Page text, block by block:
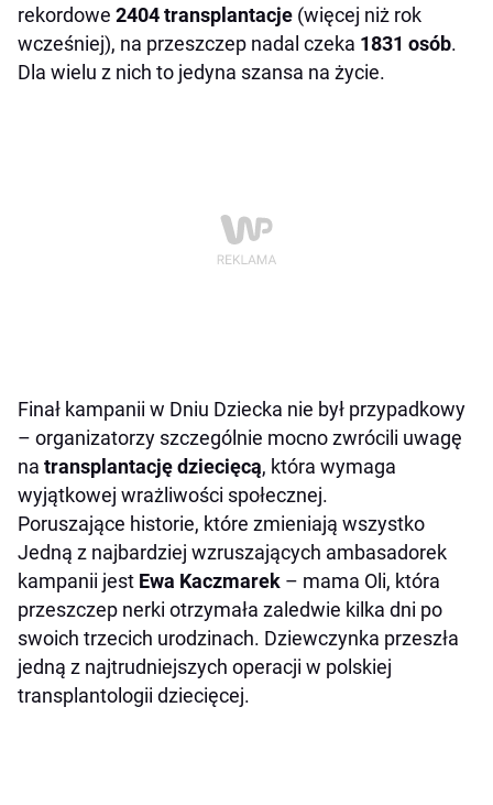
rekordowe 2404 transplantacje (więcej niż rok
wcześniej), na przeszczep nadal czeka 1831 osób.
Dla wielu z nich to jedyna szansa na życie.
Finał kampanii w Dniu Dziecka nie był przypadkowy
– organizatorzy szczególnie mocno zwrócili uwagę
na transplantację dziecięcą, która wymaga
wyjątkowej wrażliwości społecznej.
Poruszające historie, które zmieniają wszystko
Jedną z najbardziej wzruszających ambasadorek
kampanii jest Ewa Kaczmarek – mama Oli, która
przeszczep nerki otrzymała zaledwie kilka dni po
swoich trzecich urodzinach. Dziewczynka przeszła
jedną z najtrudniejszych operacji w polskiej
transplantologii dziecięcej.